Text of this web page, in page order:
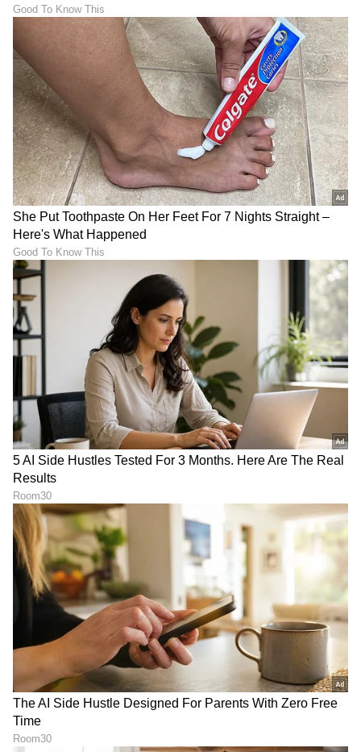
ಹೊಸ ಕಾರು, ಬೈಕ್‌ಗಳ ಇನ್ಶೂರೆನ್ಸ್
ಅವಧಿ ಒಂದು ವರ್ಷ ಹೆಚ್ಚಿಸಿದ
ಸುಪ್ರೀಂ ಕೋರ್ಟ್‌!
ಗ್ರಾಹಕರ ಒತ್ತಾಯಕ್ಕೆ ಮಣಿದು
ಯಮಹಾ ರೇಸ್ ಎಡಿಶನ್, FZ
ಸಿರೀಸ್ ಹೊಸ ಅವತಾರದಲ್ಲಿ
ಬಿಡುಗಡೆ
ಬಜಾಜ್‌, ಏಥರ್‌ಗೆ ನಡುಕ; ಒಂದೇ
ತಿಂಗಳಲ್ಲಿ 55 ಸಾವಿರ ಎಲೆಕ್ಟ್ರಿಕ್‌
ಸ್ಕೂಟರ್‌ ಮಾರಿ ದಾಖಲೆ ಬರೆದ
ಕಂಪನಿ!
ಬಿಸಿಲಿನಲ್ಲಿ ಇಟ್ರೆ ಜಾರ್ಜ್ ಆಗುತ್ತೆ,
ಮಾರ್ಕೆಟ್ ಗೆ ಬರ್ತಿದೆ ಸೋಲಾರ್
ಸ್ಕೂಟರ್
LATEST VIDEOS
"ರಾಜಕೀಯ ಬೇಡ, ಸಿನಿಮಾನೇ ಪ್ರಾಣ":
ಕನಕೋತ್ಸವದಲ್ಲಿ ರಿಷಬ್ ಶೆಟ್ಟಿ | Rishab
Shetty speech | Suvarna News
ಶೇ.50 ರಿಂದ ಶೇ.18 ಕ್ಕೆ TAX ಇಳಿಕೆ: ಮೋದಿ-
ಟ್ರಂಪ್ ಐತಿಹಾಸಿಕ ಒಪ್ಪಂದ | India US
Trade Deal | Party Rounds